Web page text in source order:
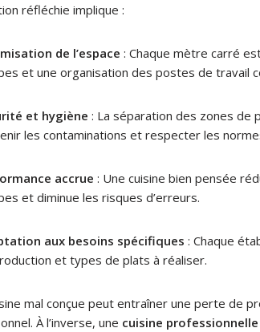
réfléchie implique :
de l’espace : Chaque mètre carré
et une organisation des postes de travail
et hygiène : La séparation des zones de
les contaminations et respecter les
accrue : Une cuisine bien pensée
et diminue les risques d’erreurs.
aux besoins spécifiques : Chaque
et types de plats à réaliser.
mal conçue peut entraîner une perte de
À l’inverse, une cuisine professionnelle